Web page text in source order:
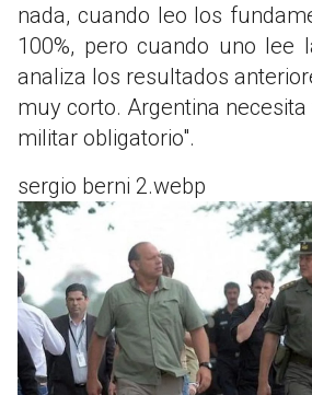
nada, cuando leo los
100%, pero cuando uno lee
analiza los resultados
muy corto. Argentina
militar obligatorio".
sergio berni 2.webp